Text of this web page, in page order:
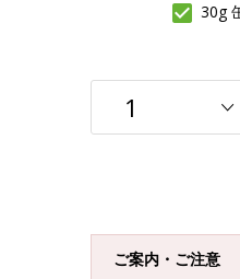
30g
ご案内・ご注意